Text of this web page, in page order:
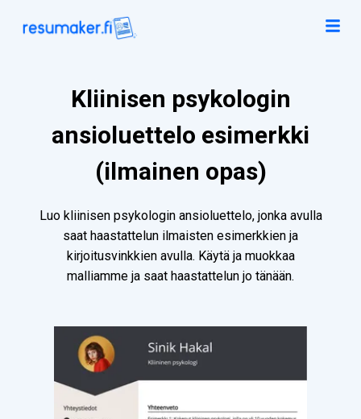
Kliinisen psykologin
ansioluettelo esimerkki
(ilmainen opas)
Luo kliinisen psykologin ansioluettelo, jonka avulla
saat haastattelun ilmaisten esimerkkien ja
kirjoitusvinkkien avulla. Käytä ja muokkaa
malliamme ja saat haastattelun jo tänään.